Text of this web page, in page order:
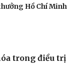
Hồ Chí Minh
trong điều trị